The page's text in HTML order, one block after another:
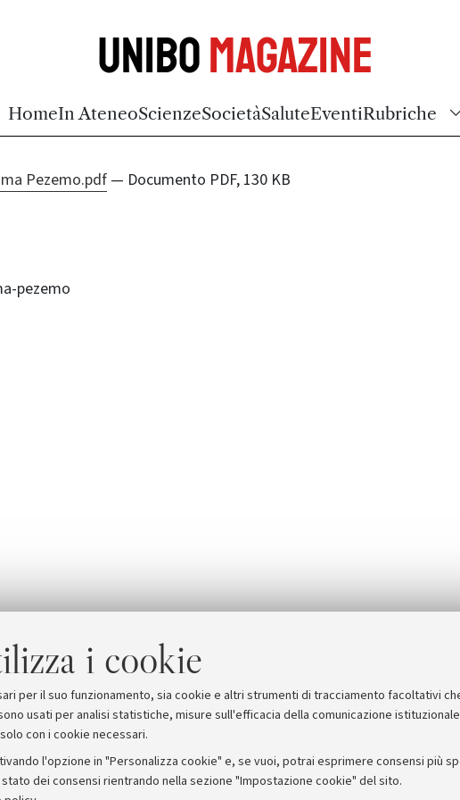
i cookie
per il suo funzionamento, sia cookie e altri strumenti di tracciamento facoltativi
usati per analisi statistiche, misure sull'efficacia della comunicazione
con i cookie necessari.
l'opzione in "Personalizza cookie" e, se vuoi, potrai esprimere consensi più
dei consensi rientrando nella sezione "Impostazione cookie" del sito.
UniboMagazine
HomeIn AteneoScienzeSocietàSaluteEventiRubriche
Pezemo.pdf — Documento PDF, 130 KB
pezemo
stampa